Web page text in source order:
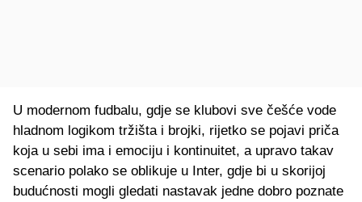
U modernom fudbalu, gdje se klubovi sve češće vode
hladnom logikom tržišta i brojki, rijetko se pojavi priča
koja u sebi ima i emociju i kontinuitet, a upravo takav
scenario polako se oblikuje u Inter, gdje bi u skorijoj
budućnosti mogli gledati nastavak jedne dobro poznate